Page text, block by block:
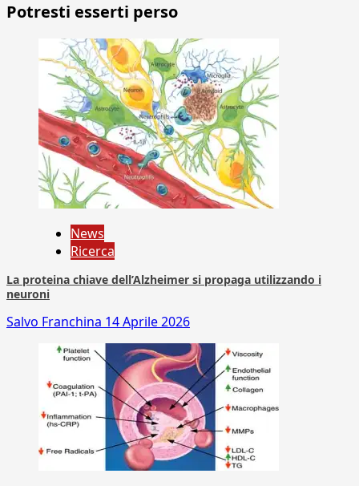
Potresti esserti perso
News
Ricerca
La proteina chiave dell’Alzheimer si propaga utilizzando i
neuroni
Salvo Franchina 14 Aprile 2026